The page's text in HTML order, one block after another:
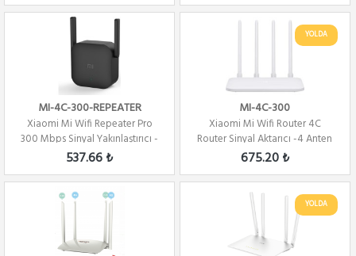
MI-4C-300-REPEATER
Xiaomi Mi Wifi Repeater Pro
300 Mbps Sinyal Yakınlaştırıcı -
Güçle...
537.66 ₺
YOLDA
MI-4C-300
Xiaomi Mi Wifi Router 4C
Router Sinyal Aktarıcı -4 Anten
675.20 ₺
YOLDA